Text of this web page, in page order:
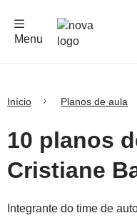
Menu
Início Planos de aula
10 planos
Cristiane
Integrante do time de